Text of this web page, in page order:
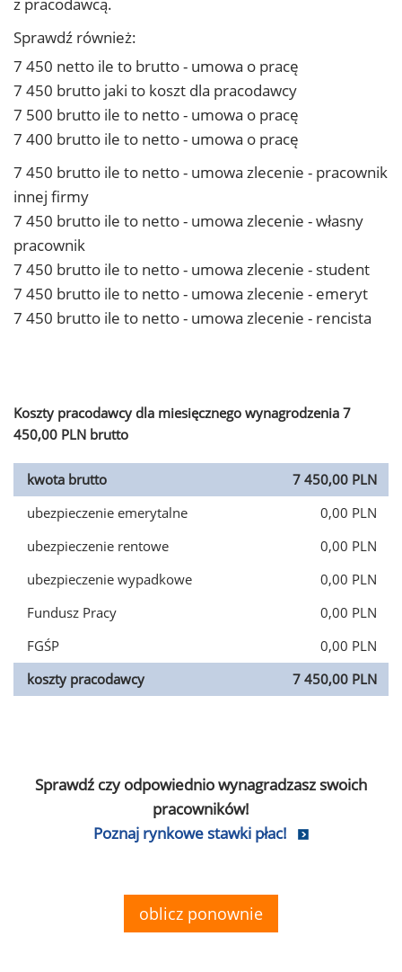
Sprawdź również:
7 450 netto ile to brutto - umowa o pracę
7 450 brutto jaki to koszt dla pracodawcy
7 500 brutto ile to netto - umowa o pracę
7 400 brutto ile to netto - umowa o pracę
7 450 brutto ile to netto - umowa zlecenie - pracownik
innej firmy
7 450 brutto ile to netto - umowa zlecenie - własny
pracownik
7 450 brutto ile to netto - umowa zlecenie - student
7 450 brutto ile to netto - umowa zlecenie - emeryt
7 450 brutto ile to netto - umowa zlecenie - rencista
Koszty pracodawcy dla miesięcznego wynagrodzenia 7
450,00 PLN brutto
kwota brutto
7 450,00 PLN
ubezpieczenie emerytalne
0,00 PLN
ubezpieczenie rentowe
0,00 PLN
ubezpieczenie wypadkowe
0,00 PLN
Fundusz Pracy
0,00 PLN
FGŚP
0,00 PLN
koszty pracodawcy
7 450,00 PLN
Sprawdź czy odpowiednio wynagradzasz swoich
pracowników!
Poznaj rynkowe stawki płac!
oblicz ponownie